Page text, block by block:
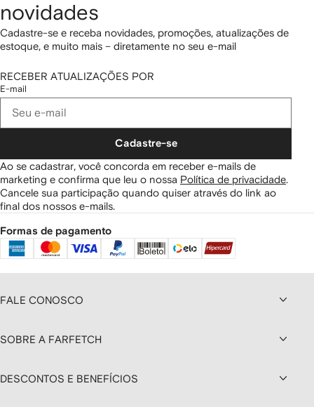
novidades
Cadastre-se e receba novidades, promoções, atualizações de
estoque, e muito mais – diretamente no seu e-mail
RECEBER ATUALIZAÇÕES POR
E-mail
Cadastre-se
Ao se cadastrar, você concorda em receber e-mails de
marketing e confirma que leu o nossa Política de privacidade
Cancele sua participação quando quiser através do link ao
final dos nossos e-mails.
Formas de pagamento
FALE CONOSCO
SOBRE A FARFETCH
DESCONTOS E BENEFÍCIOS